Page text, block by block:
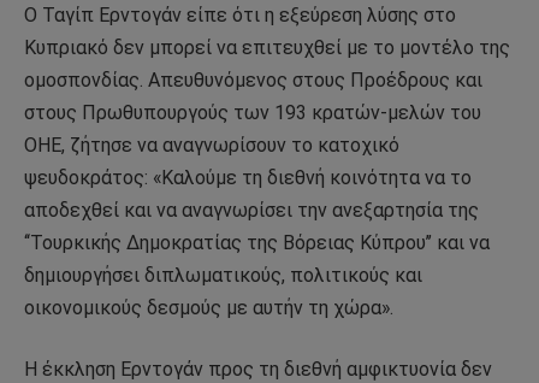
Ο Ταγίπ Ερντογάν είπε ότι η εξεύρεση λύσης στο
Κυπριακό δεν μπορεί να επιτευχθεί με το μοντέλο της
ομοσπονδίας. Απευθυνόμενος στους Προέδρους και
στους Πρωθυπουργούς των 193 κρατών-μελών του
ΟΗΕ, ζήτησε να αναγνωρίσουν το κατοχικό
ψευδοκράτος: «Καλούμε τη διεθνή κοινότητα να το
αποδεχθεί και να αναγνωρίσει την ανεξαρτησία της
‘‘Τουρκικής Δημοκρατίας της Βόρειας Κύπρου’’ και να
δημιουργήσει διπλωματικούς, πολιτικούς και
οικονομικούς δεσμούς με αυτήν τη χώρα».
Η έκκληση Ερντογάν προς τη διεθνή αμφικτυονία δεν